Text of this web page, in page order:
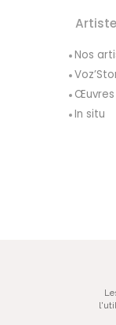
Nos
Œuvres
In situ